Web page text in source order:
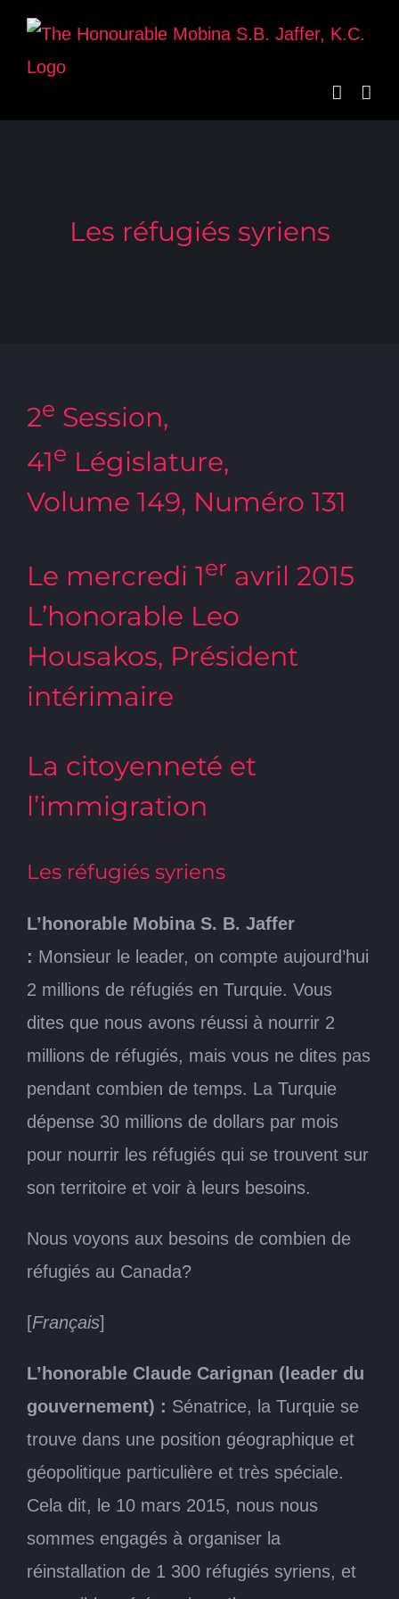
Skip
content
Les réfugiés syriens
2e Session,
41e Législature,
Volume 149, Numéro 131
Le mercredi 1er avril 2015
L’honorable Leo
Housakos, Président
intérimaire
La citoyenneté et
l’immigration
Les réfugiés syriens
L’honorable Mobina S. B. Jaffer
: Monsieur le leader, on compte aujourd’hui
2 millions de réfugiés en Turquie. Vous
dites que nous avons réussi à nourrir 2
millions de réfugiés, mais vous ne dites pas
pendant combien de temps. La Turquie
dépense 30 millions de dollars par mois
pour nourrir les réfugiés qui se trouvent sur
son territoire et voir à leurs besoins.
Nous voyons aux besoins de combien de
réfugiés au Canada?
[Français]
L’honorable Claude Carignan (leader du
gouvernement) : Sénatrice, la Turquie se
trouve dans une position géographique et
géopolitique particulière et très spéciale.
Cela dit, le 10 mars 2015, nous nous
sommes engagés à organiser la
réinstallation de 1 300 réfugiés syriens, et